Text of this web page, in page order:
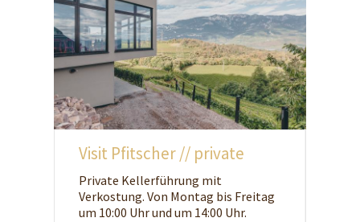
Visit Pfitscher // private
Private Kellerführung mit
Verkostung. Von Montag bis Freitag
um 10:00 Uhr und um 14:00 Uhr.